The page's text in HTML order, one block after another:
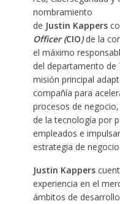
nombramiento
de Justin Kappers
Officer (CIO)de la
el máximo
del departamento de
misión principal
compañía para
procesos de
de la tecnología por
empleados e
estrategia de
Justin Kappers
experiencia en el
ámbitos de desarrollo